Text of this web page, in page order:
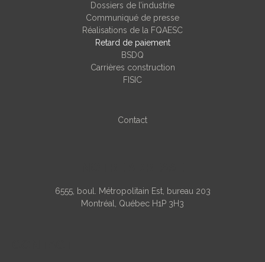
Dossiers de l’industrie
Communiqué de presse
Réalisations de la FQAESC
Retard de paiement
BSDQ
Carrières construction
FISIC
Contact
6555, boul. Métropolitain Est, bureau 203
Montréal, Québec H1P 3H3